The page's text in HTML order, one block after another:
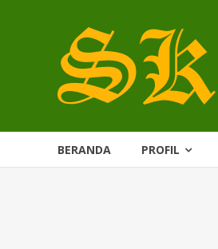
BERANDA PROFIL